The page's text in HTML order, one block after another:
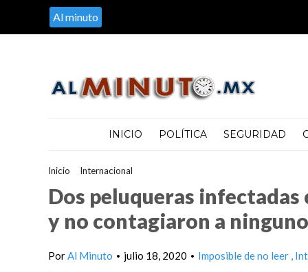
Al minuto
INICIO POLÍTICA SEGURIDAD
Inicio Internacional
Dos peluqueras
y no contagiaron a
PorAl Minuto • julio 18, 2020 • Imposible de no leer